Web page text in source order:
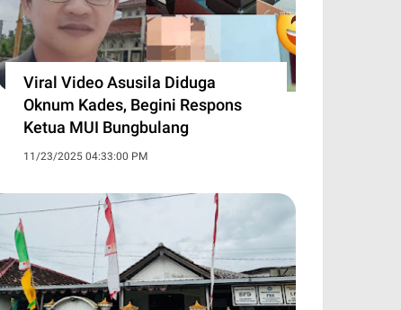
Viral Video Asusila Diduga
Oknum Kades, Begini Respons
Ketua MUI Bungbulang
11/23/2025 04:33:00 PM